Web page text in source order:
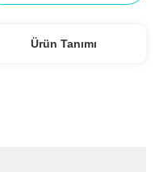
Ürün Tanımı